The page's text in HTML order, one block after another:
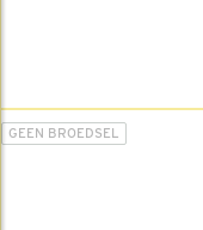
GEEN BROEDSEL